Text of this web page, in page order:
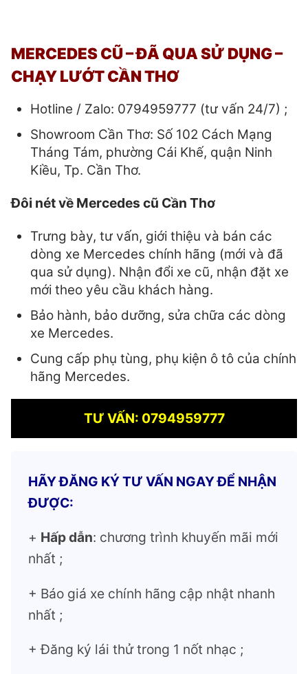
MERCEDES CŨ – ĐÃ QUA SỬ DỤNG –
CHẠY LƯỚT CẦN THƠ
Hotline / Zalo: 0794959777 (tư vấn 24/7) ;
Showroom Cần Thơ: Số 102 Cách Mạng
Tháng Tám, phường Cái Khế, quận Ninh
Kiều, Tp. Cần Thơ.
Đôi nét về Mercedes cũ Cần Thơ
Trưng bày, tư vấn, giới thiệu và bán các
dòng xe Mercedes chính hãng (mới và đã
qua sử dụng). Nhận đổi xe cũ, nhận đặt xe
mới theo yêu cầu khách hàng.
Bảo hành, bảo dưỡng, sửa chữa các dòng
xe Mercedes.
Cung cấp phụ tùng, phụ kiện ô tô của chính
hãng Mercedes.
TƯ VẤN: 0794959777
HÃY ĐĂNG KÝ TƯ VẤN NGAY ĐỂ NHẬN
ĐƯỢC:
+ Hấp dẫn: chương trình khuyến mãi mới
nhất ;
+ Báo giá xe chính hãng cập nhật nhanh
nhất ;
+ Đăng ký lái thử trong 1 nốt nhạc ;